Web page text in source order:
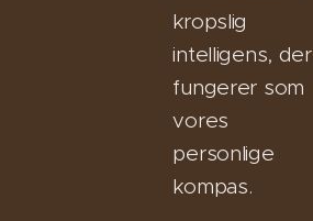
kropslig
intelligens, der
fungerer som
vores
personlige
kompas.